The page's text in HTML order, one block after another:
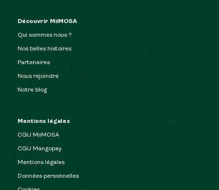
Découvrir MiiMOSA
Qui sommes nous ?
Nos belles histoires
Partenaires
Nous rejoindre
Notre blog
Mentions légales
CGU MiiMOSA
CGU Mangopay
Mentions légales
Données personnelles